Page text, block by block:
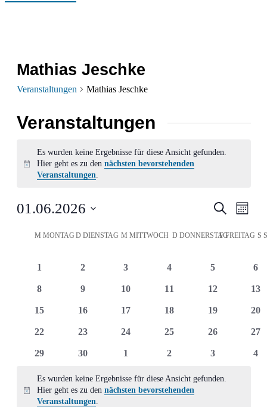
Mathias Jeschke
Veranstaltungen Mathias Jeschke
Veranstaltungen
Hinweis
Es wurden keine Ergebnisse für diese Ansicht gefunden.
Hier geht es zu dennächsten bevorstehenden
Veranstaltungen.
Suche
SucheMonat
01.06.2026
wählen.
Kalender
von
Veranstaltungen
MMONTAG DDIENSTAG M MITTWOCH D DONNERSTAG
FFREITAG S
0
1
0
2
0
3
0
4
0
5
0
6
0
8
0
9
0
10
0
11
0
12
0
13
0
15
0
16
0
17
0
18
0
19
0
20
0
22
0
23
0
24
0
25
0
26
0
27
0
29
0
30
0
1
0
2
0
3
0
4
Hinweis
Es wurden keine Ergebnisse für diese Ansicht gefunden.
Hier geht es zu dennächsten bevorstehenden
Veranstaltungen.